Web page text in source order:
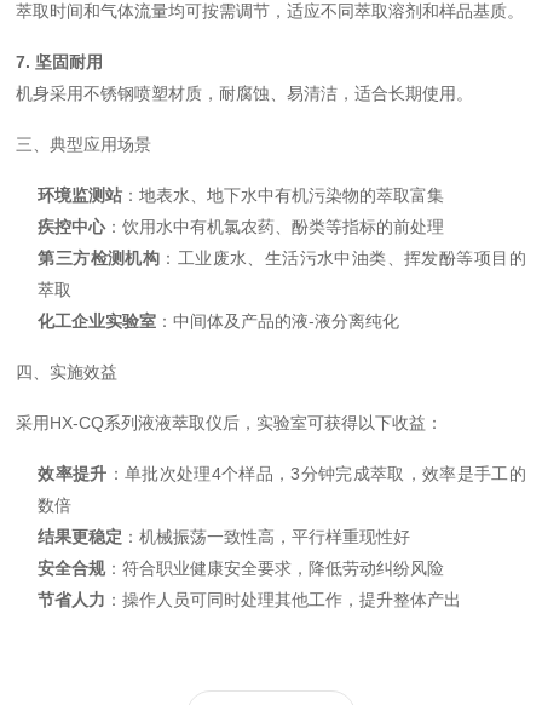
萃取时间和气体流量均可按需调节，适应不同萃取溶剂和样品基质。
7. 坚固耐用
机身采用不锈钢喷塑材质，耐腐蚀、易清洁，适合长期使用。
三、典型应用场景
环境监测站 ：地表水、地下水中有机污染物的萃取富集
疾控中心：饮用水中有机氯农药、酚类等指标的前处理
第三方检测机构 ：工业废水、生活污水中油类、挥发酚等项目的
萃取
化工企业实验室 ：中间体及产品的液-液分离纯化
四、实施效益
采用HX-CQ系列液液萃取仪后，实验室可获得以下收益：
效率提升 ：单批次处理4个样品，3分钟完成萃取，效率是手工的
数倍
结果更稳定 ：机械振荡一致性高，平行样重现性好
安全合规：符合职业健康安全要求，降低劳动纠纷风险
节省人力 ：操作人员可同时处理其他工作，提升整体产出